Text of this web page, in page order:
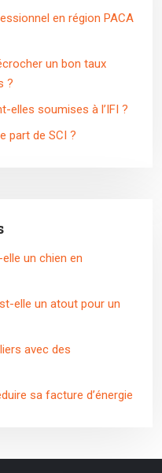
en région PACA
un bon taux
?
elles soumises à l’IFI ?
part de SCI ?
un chien en
elle un atout pour un
avec des
sa facture d’énergie